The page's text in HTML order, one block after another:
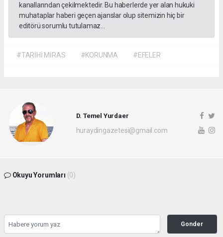
kanallarından çekilmektedir. Bu haberlerde yer alan hukuki
muhataplar haberi geçen ajanslar olup sitemizin hiç bir
editörü sorumlu tutulamaz...
#TARİHİ MİRAS #KORUNMA #EFELER
D. Temel Yurdaer
huraydingazetesi@gmail.com
Okuyu Yorumları (0)
Gonder